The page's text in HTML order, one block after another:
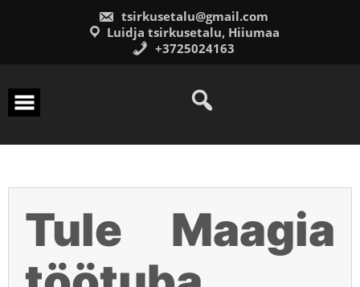
tsirkusetalu@gmail.com
Luidja tsirkusetalu, Hiiumaa
+3725024163
Tule Maagia